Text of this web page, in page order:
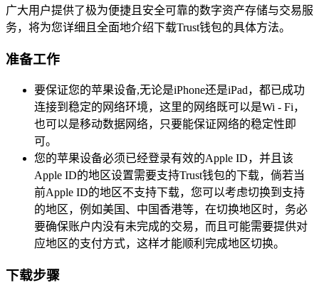
广大用户提供了极为便捷且安全可靠的数字资产存储与交易服
务，将为您详细且全面地介绍下载Trust钱包的具体方法。
准备工作
要保证您的苹果设备,无论是iPhone还是iPad，都已成功
连接到稳定的网络环境，这里的网络既可以是Wi - Fi，
也可以是移动数据网络，只要能保证网络的稳定性即
可。
您的苹果设备必须已经登录有效的Apple ID，并且该
Apple ID的地区设置需要支持Trust钱包的下载，倘若当
前Apple ID的地区不支持下载，您可以考虑切换到支持
的地区，例如美国、中国香港等，在切换地区时，务必
要确保账户内没有未完成的交易，而且可能需要提供对
应地区的支付方式，这样才能顺利完成地区切换。
下载步骤